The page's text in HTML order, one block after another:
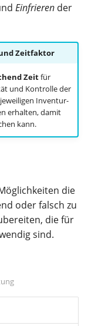
Einfrieren der
Zeitfaktor
Zeitfür
und Kontrolle der
Inventur-
erhalten, damit
kann.
die
oder falsch zu
die für
sind.